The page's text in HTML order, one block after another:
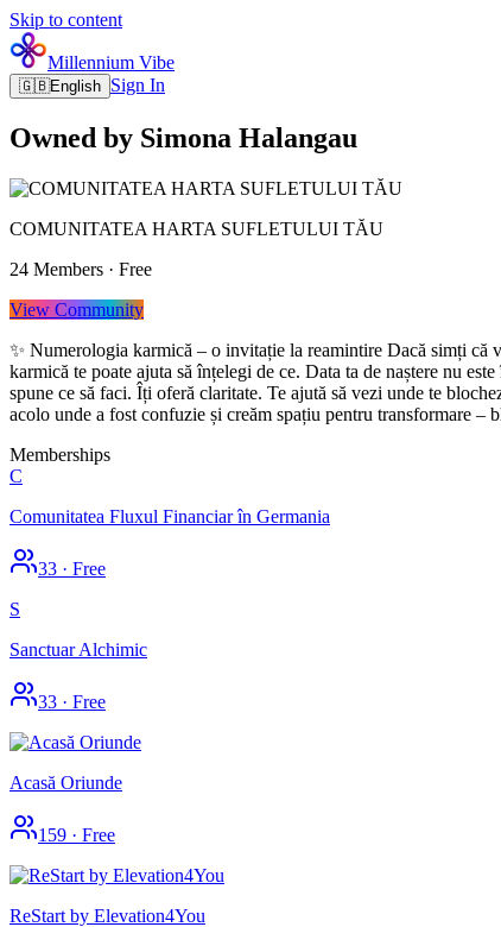
Skip to content
Millennium Vibe
🇬🇧English Sign In
Owned by Simona Halangau
COMUNITATEA HARTA SUFLETULUI TĂU
24 Members · Free
View Community
✨ Numerologia karmică – o invitație la reamintire Dacă simți că
karmică te poate ajuta să înțelegi de ce. Data ta de naștere nu
spune ce să faci. Îți oferă claritate. Te ajută să vezi unde te
acolo unde a fost confuzie și creăm spațiu pentru transformare
Memberships
C
Comunitatea Fluxul Financiar în Germania
33 · Free
S
Sanctuar Alchimic
33 · Free
Acasă Oriunde
159 · Free
ReStart by Elevation4You